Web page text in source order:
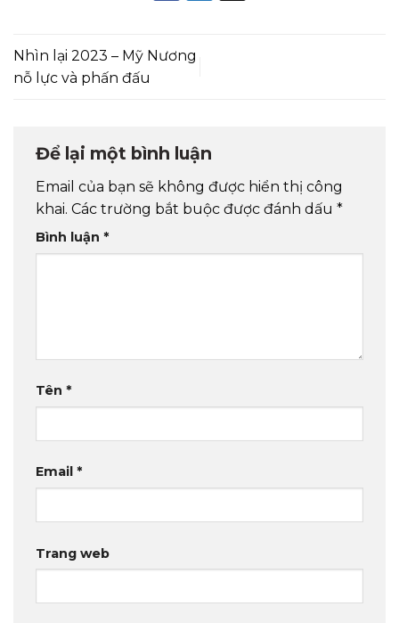
Nhìn lại 2023 – Mỹ Nương
nỗ lực và phấn đấu
Để lại một bình luận
Email của bạn sẽ không được hiển thị công
khai. Các trường bắt buộc được đánh dấu *
Bình luận *
Tên *
Email *
Trang web